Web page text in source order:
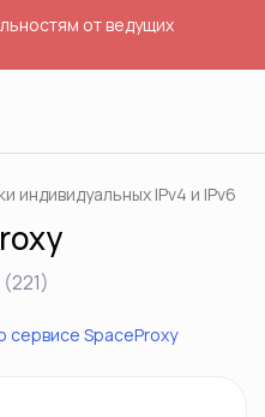
от ведущих
индивидуальных IPv4 и IPv6
(221)
сервисе SpaceProxy